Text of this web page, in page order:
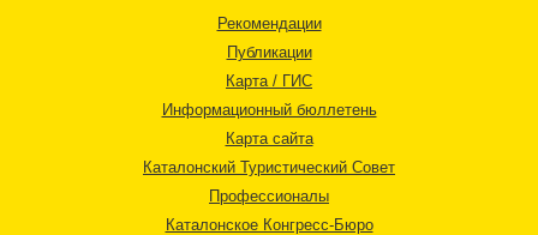
Рекомендации
Публикации
Карта / ГИС
Информационный бюллетень
Карта сайта
Каталонский Туристический Совет
Профессионалы
Каталонское Конгресс-Бюро